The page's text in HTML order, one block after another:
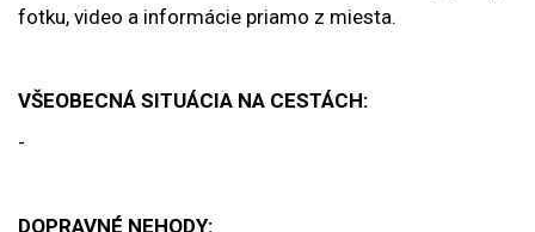
fotku, video a informácie priamo z miesta.
VŠEOBECNÁ SITUÁCIA NA CESTÁCH:
-
DOPRAVNÉ NEHODY: